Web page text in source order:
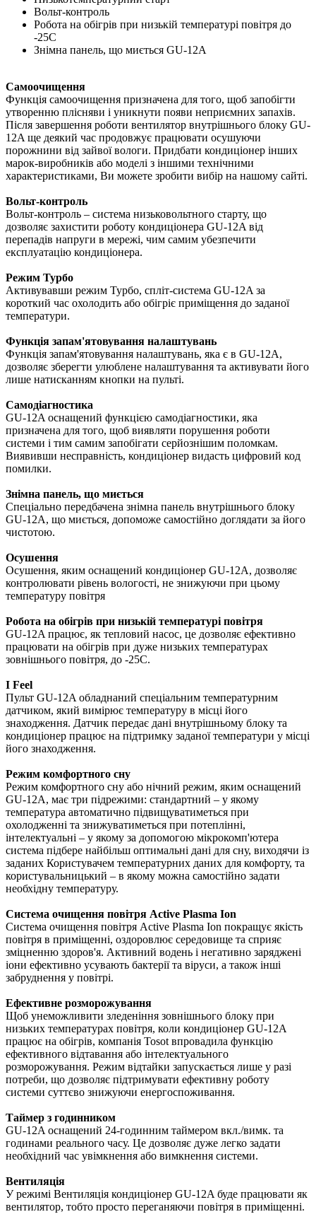
Вольт-контроль
Робота на обігрів при низькій температурі повітря до
-25С
Знімна панель, що миється GU-12A
Самоочищення
Функція самоочищення призначена для того, щоб запобігти
утворенню плісняви і уникнути появи неприємних запахів.
Після завершення роботи вентилятор внутрішнього блоку GU-
12A ще деякий час продовжує працювати осушуючи
порожнини від зайвої вологи. Придбати кондиціонер інших
марок-виробників або моделі з іншими технічними
характеристиками, Ви можете зробити вибір на нашому сайті.
Вольт-контроль
Вольт-контроль – система низьковольтного старту, що
дозволяє захистити роботу кондиціонера GU-12A від
перепадів напруги в мережі, чим самим убезпечити
експлуатацію кондиціонера.
Режим Турбо
Активувавши режим Турбо, спліт-система GU-12A за
короткий час охолодить або обігріє приміщення до заданої
температури.
Функція запам'ятовування налаштувань
Функція запам'ятовування налаштувань, яка є в GU-12A,
дозволяє зберегти улюблене налаштування та активувати його
лише натисканням кнопки на пульті.
Самодіагностика
GU-12A оснащений функцією самодіагностики, яка
призначена для того, щоб виявляти порушення роботи
системи і тим самим запобігати серйознішим поломкам.
Виявивши несправність, кондиціонер видасть цифровий код
помилки.
Знімна панель, що миється
Спеціально передбачена знімна панель внутрішнього блоку
GU-12A, що миється, допоможе самостійно доглядати за його
чистотою.
Осушення
Осушення, яким оснащений кондиціонер GU-12A, дозволяє
контролювати рівень вологості, не знижуючи при цьому
температуру повітря
Робота на обігрів при низькій температурі повітря
GU-12A працює, як тепловий насос, це дозволяє ефективно
працювати на обігрів при дуже низьких температурах
зовнішнього повітря, до -25С.
I Feel
Пульт GU-12A обладнаний спеціальним температурним
датчиком, який вимірює температуру в місці його
знаходження. Датчик передає дані внутрішньому блоку та
кондиціонер працює на підтримку заданої температури у місці
його знаходження.
Режим комфортного сну
Режим комфортного сну або нічний режим, яким оснащений
GU-12A, має три підрежими: стандартний – у якому
температура автоматично підвищуватиметься при
охолодженні та знижуватиметься при потеплінні,
інтелектуальні – у якому за допомогою мікрокомп'ютера
система підбере найбільш оптимальні дані для сну, виходячи із
заданих Користувачем температурних даних для комфорту, та
користувальницький – в якому можна самостійно задати
необхідну температуру.
Система очищення повітря Active Plasma Ion
Система очищення повітря Active Plasma Ion покращує якість
повітря в приміщенні, оздоровлює середовище та сприяє
зміцненню здоров'я. Активний водень і негативно заряджені
іони ефективно усувають бактерії та віруси, а також інші
забруднення у повітрі.
Ефективне розморожування
Щоб унеможливити зледеніння зовнішнього блоку при
низьких температурах повітря, коли кондиціонер GU-12A
працює на обігрів, компанія Tosot впровадила функцію
ефективного відтавання або інтелектуального
розморожування. Режим відтайки запускається лише у разі
потреби, що дозволяє підтримувати ефективну роботу
системи суттєво знижуючи енергоспоживання.
Таймер з годинником
GU-12A оснащений 24-годинним таймером вкл./вимк. та
годинами реального часу. Це дозволяє дуже легко задати
необхідний час увімкнення або вимкнення системи.
Вентиляція
У режимі Вентиляція кондиціонер GU-12A буде працювати як
вентилятор, тобто просто переганяючи повітря в приміщенні.